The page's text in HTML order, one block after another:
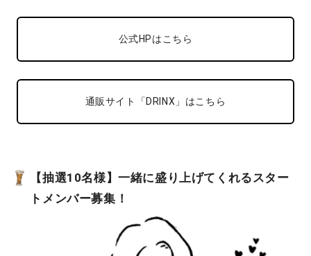
公式HPはこちら
通販サイト「DRINX」はこちら
【抽選10名様】一緒に盛り上げてくれるスター
トメンバー募集！